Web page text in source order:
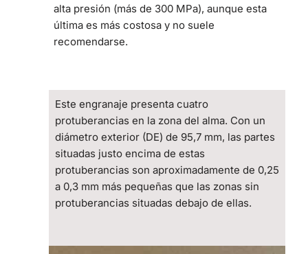
alta presión (más de 300 MPa), aunque esta
última es más costosa y no suele
recomendarse.
Este engranaje presenta cuatro
protuberancias en la zona del alma. Con un
diámetro exterior (DE) de 95,7 mm, las partes
situadas justo encima de estas
protuberancias son aproximadamente de 0,25
a 0,3 mm más pequeñas que las zonas sin
protuberancias situadas debajo de ellas.